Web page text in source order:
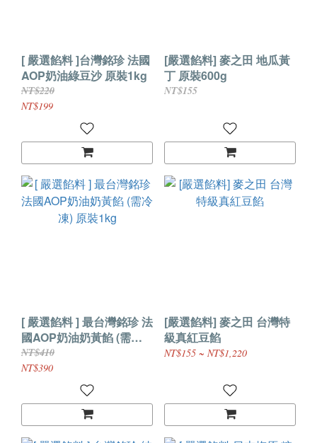
[ 嚴選餡料 ]台灣銘珍 法國
AOP奶油綠豆沙 原裝1kg
NT$220
NT$199
[嚴選餡料] 麥之田 地瓜黃
丁 原裝600g
NT$155
[ 嚴選餡料 ] 最台灣銘珍 法
國AOP奶油奶黃餡 (需冷
凍) 原裝1kg
NT$410
NT$390
[嚴選餡料] 麥之田 台灣特
級真紅豆餡
NT$155 ~ NT$1,220